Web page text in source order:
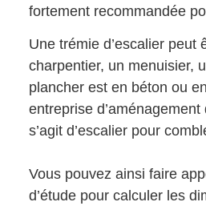
fortement recommandée
Une trémie d’escalier peut
charpentier, un menuisier,
plancher est en béton ou
entreprise d’aménagement
s’agit d’escalier pour
Vous pouvez ainsi faire
d’étude pour calculer les